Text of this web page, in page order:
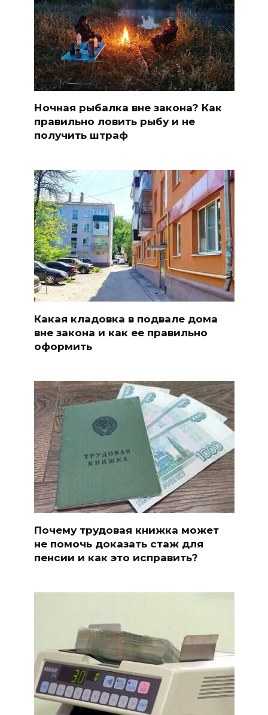
Ночная рыбалка вне закона? Как
правильно ловить рыбу и не
получить штраф
Какая кладовка в подвале дома
вне закона и как ее правильно
оформить
Почему трудовая книжка может
не помочь доказать стаж для
пенсии и как это исправить?